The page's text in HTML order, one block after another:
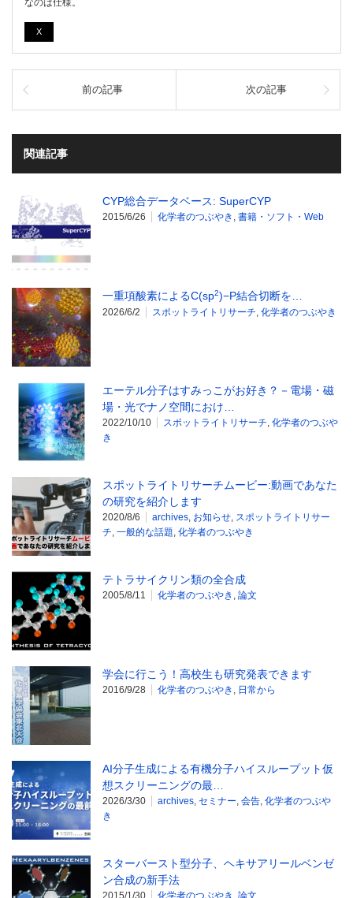
なのは仕様。
X
前の記事 次の記事
関連記事
CYP総合データベース: SuperCYP
2015/6/26 化学者のつぶやき , 書籍・ソフト・Web
一重項酸素によるC(sp2)−P結合切断を…
2026/6/2 スポットライトリサーチ, 化学者のつぶやき
エーテル分子はすみっこがお好き？－電場・磁
場・光でナノ空間におけ…
2022/10/10 スポットライトリサーチ, 化学者のつぶや
き
スポットライトリサーチムービー:動画であなた
の研究を紹介します
2020/8/6 archives, お知らせ, スポットライトリサー
チ, 一般的な話題, 化学者のつぶやき
テトラサイクリン類の全合成
2005/8/11 化学者のつぶやき , 論文
学会に行こう！高校生も研究発表できます
2016/9/28 化学者のつぶやき , 日常から
AI分子生成による有機分子ハイスループット仮
想スクリーニングの最…
2026/3/30 archives, セミナー, 会告, 化学者のつぶや
き
スターバースト型分子、ヘキサアリールベンゼ
ン合成の新手法
2015/1/30 化学者のつぶやき , 論文